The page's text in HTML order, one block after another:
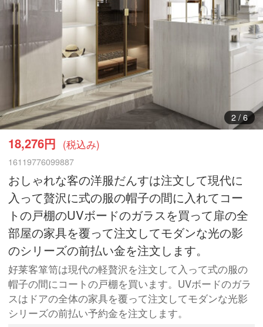
3/ 6
18,276円 (税込み)
16119776099887
おしゃれな客の洋服だんすは注文して現代に
入って贅沢に式の服の帽子の間に入れてコー
トの戸棚のUVボードのガラスを買って扉の全
部屋の家具を覆って注文してモダンな光の影
のシリーズの前払い金を注文します。
好莱客箪笥は現代の軽贅沢を注文して入って式の服の
帽子の間にコートの戸棚を買います。UVボードのガラ
スはドアの全体の家具を覆って注文してモダンな光影
シリーズの前払い予約金を注文します。